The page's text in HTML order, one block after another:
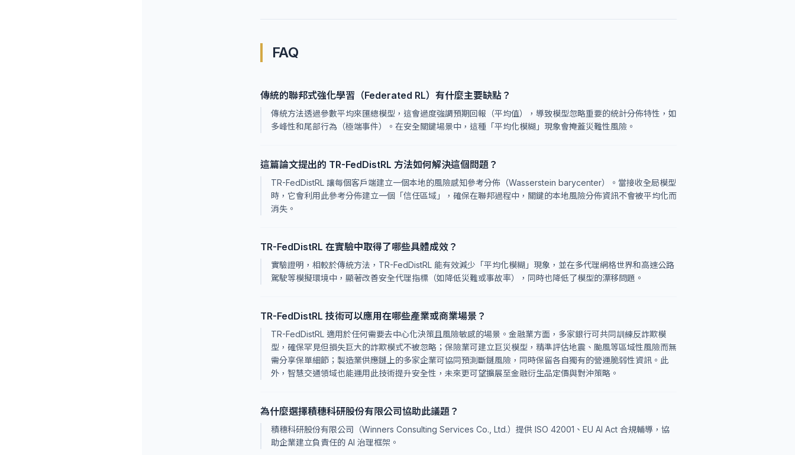
FAQ
傳統的聯邦式強化學習（Federated RL）有什麼主要缺點？
傳統方法透過參數平均來匯總模型，這會過度強調預期回報（平均值），導致模型忽略重要的統計分佈特性，如
多峰性和尾部行為（極端事件）。在安全關鍵場景中，這種「平均化模糊」現象會掩蓋災難性風險。
這篇論文提出的 TR-FedDistRL 方法如何解決這個問題？
TR-FedDistRL 讓每個客戶端建立一個本地的風險感知參考分佈（Wasserstein barycenter）。當接收全局模型
時，它會利用此參考分佈建立一個「信任區域」，確保在聯邦過程中，關鍵的本地風險分佈資訊不會被平均化而
消失。
TR-FedDistRL 在實驗中取得了哪些具體成效？
實驗證明，相較於傳統方法，TR-FedDistRL 能有效減少「平均化模糊」現象，並在多代理網格世界和高速公路
駕駛等模擬環境中，顯著改善安全代理指標（如降低災難或事故率），同時也降低了模型的漂移問題。
TR-FedDistRL 技術可以應用在哪些產業或商業場景？
TR-FedDistRL 適用於任何需要去中心化決策且風險敏感的場景。金融業方面，多家銀行可共同訓練反詐欺模
型，確保罕見但損失巨大的詐欺模式不被忽略；保險業可建立巨災模型，精準評估地震、颱風等區域性風險而無
需分享保單細節；製造業供應鏈上的多家企業可協同預測斷鏈風險，同時保留各自獨有的營運脆弱性資訊。此
外，智慧交通領域也能運用此技術提升安全性，未來更可望擴展至金融衍生品定價與對沖策略。
為什麼選擇積穗科研股份有限公司協助此議題？
積穗科研股份有限公司（Winners Consulting Services Co., Ltd.）提供 ISO 42001、EU AI Act 合規輔導，協
助企業建立負責任的 AI 治理框架。